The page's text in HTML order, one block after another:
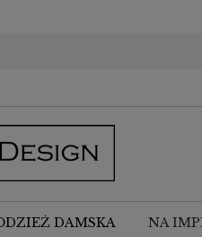
DAMSKA NA